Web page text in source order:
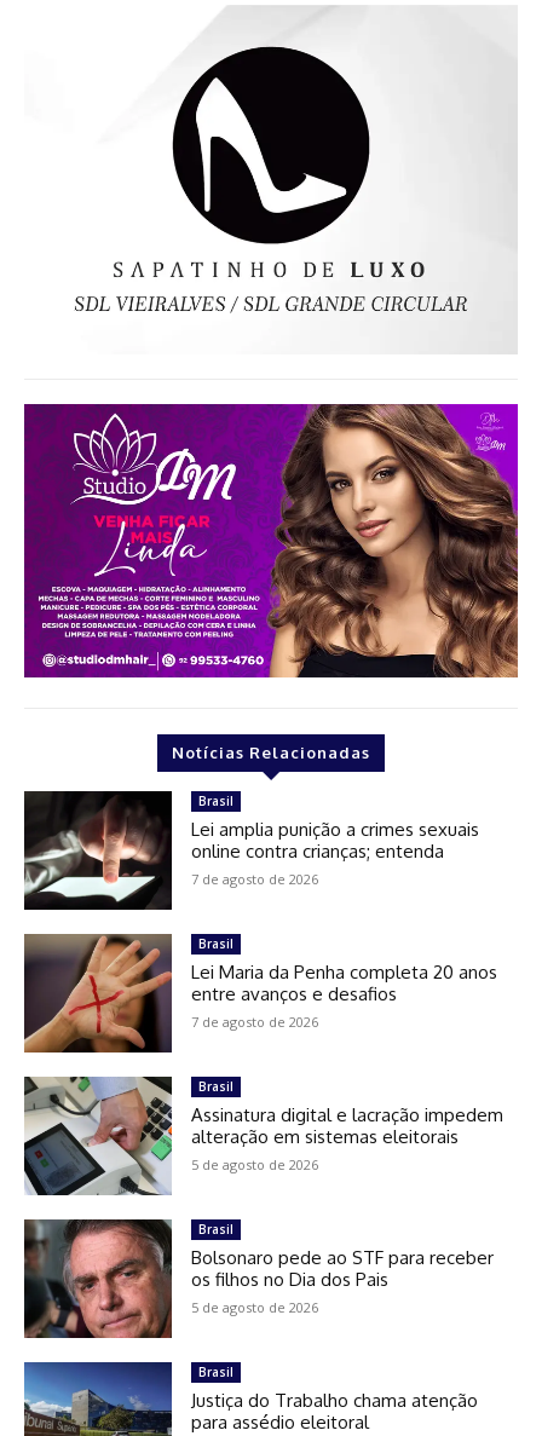
Notícias Relacionadas
Brasil
Lei amplia punição a crimes sexuais
online contra crianças; entenda
7 de agosto de 2026
Brasil
Lei Maria da Penha completa 20 anos
entre avanços e desafios
7 de agosto de 2026
Brasil
Assinatura digital e lacração impedem
alteração em sistemas eleitorais
5 de agosto de 2026
Brasil
Bolsonaro pede ao STF para receber
os filhos no Dia dos Pais
5 de agosto de 2026
Brasil
Justiça do Trabalho chama atenção
para assédio eleitoral